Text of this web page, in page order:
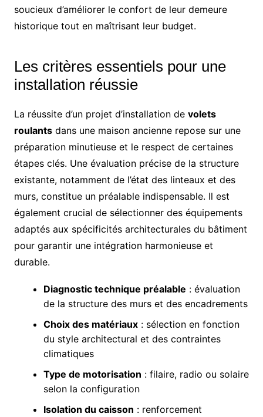
soucieux d’améliorer le confort de leur demeure
historique tout en maîtrisant leur budget.
Les critères essentiels pour une
installation réussie
La réussite d’un projet d’installation de volets
roulantsdans une maison ancienne repose sur une
préparation minutieuse et le respect de certaines
étapes clés. Une évaluation précise de la structure
existante, notamment de l’état des linteaux et des
murs, constitue un préalable indispensable. Il est
également crucial de sélectionner des équipements
adaptés aux spécificités architecturales du bâtiment
pour garantir une intégration harmonieuse et
durable.
Diagnostic technique préalable : évaluation
de la structure des murs et des encadrements
Choix des matériaux: sélection en fonction
du style architectural et des contraintes
climatiques
Type de motorisation : filaire, radio ou solaire
selon la configuration
Isolation du caisson : renforcement